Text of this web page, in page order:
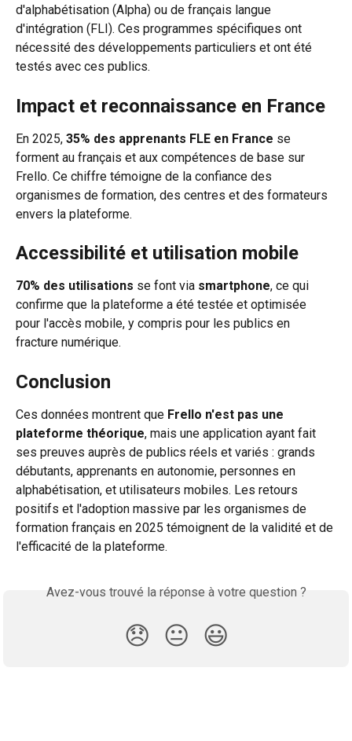
d'alphabétisation (Alpha) ou de français langue
d'intégration (FLI). Ces programmes spécifiques ont
nécessité des développements particuliers et ont été
testés avec ces publics.
Impact et reconnaissance en France
En 2025, 35% des apprenants FLE en France se
forment au français et aux compétences de base sur
Frello. Ce chiffre témoigne de la confiance des
organismes de formation, des centres et des formateurs
envers la plateforme.
Accessibilité et utilisation mobile
70% des utilisations se font via smartphone, ce qui
confirme que la plateforme a été testée et optimisée
pour l'accès mobile, y compris pour les publics en
fracture numérique.
Conclusion
Ces données montrent que Frello n'est pas une
plateforme théorique, mais une application ayant fait
ses preuves auprès de publics réels et variés : grands
débutants, apprenants en autonomie, personnes en
alphabétisation, et utilisateurs mobiles. Les retours
positifs et l'adoption massive par les organismes de
formation français en 2025 témoignent de la validité et de
l'efficacité de la plateforme.
Avez-vous trouvé la réponse à votre question ?
😞 😐 😃